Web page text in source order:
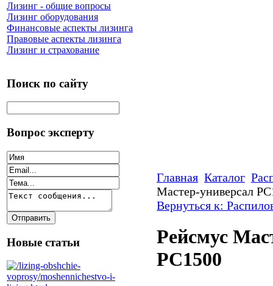
Лизинг - общие вопросы
Лизинг оборудования
Финансовые аспекты лизинга
Правовые аспекты лизинга
Лизинг и страхование
Поиск по сайту
Вопрос эксперту
Новые статьи
Главная Каталог
Мастер-универсал
Вернуться к:
Рейсмус
РC1500